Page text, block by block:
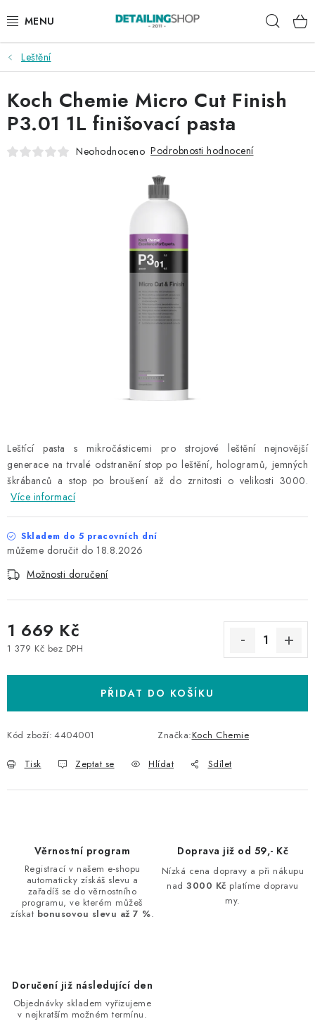
na
AKCE
NOVINKY
EXTERIÉR
DÁRKOVÉ SADY A POUKAZY
Věrnostní program
Všeobecné obchodní podmínky
Podmínky ochrany osobních údajů
Mapa serveru
Leštění
Leštící pasta s mikročásticemi pro strojové leštění nejnovější
generace na trvalé odstranění stop po leštění, hologramů, jemných
škrábanců a stop po broušení až do zrnitosti o velikosti 3000.
Více informací
Skladem do 5 pracovních dní
18.8.2026
Možnosti doručení
1 669 Kč
1 379 Kč bez DPH
PŘIDAT DO KOŠÍKU
Kód zboží: 4404001 Značka:Koch Chemie
Tisk Zeptat se Hlídat Sdílet
Koch Chemie Micro Cut Finish
P3.01 1L finišovací pasta
Neohodnoceno Podrobnosti hodnocení
Věrnostní program
Registrací v našem e-shopu
automaticky získáš slevu a
zařadíš se do věrnostního
programu, ve kterém můžeš
získat bonusovou slevu až 7 %.
Doprava již od 59,- Kč
Nízká cena dopravy a při nákupu
nad3000 Kč platíme dopravu
my.
Doručení již následující den
Objednávky skladem vyřizujeme
v nejkratším možném termínu.